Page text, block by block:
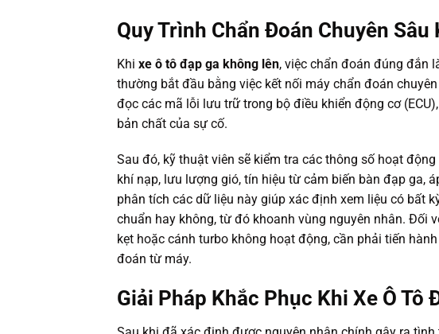
Quy Trình Chẩn Đoán Chuyên Sâu
Khi xe ô tô đạp ga không lên, việc chẩn đoán đúng đắn
thường bắt đầu bằng việc kết nối máy chẩn đoán
đọc các mã lỗi lưu trữ trong bộ điều khiển động cơ
bản chất của sự cố.
Sau đó, kỹ thuật viên sẽ kiểm tra các thông số hoạt
khí nạp, lưu lượng gió, tín hiệu từ cảm biến bàn đạp ga,
phân tích các dữ liệu này giúp xác định xem liệu có bất
chuẩn hay không, từ đó khoanh vùng nguyên nhân. Đối
kẹt hoặc cánh turbo không hoạt động, cần phải tiến
đoán từ máy.
Giải Pháp Khắc Phục Khi Xe Ô Tô